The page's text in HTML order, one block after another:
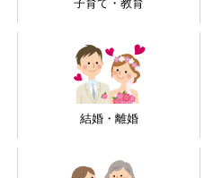
子育て・教育
結婚・離婚